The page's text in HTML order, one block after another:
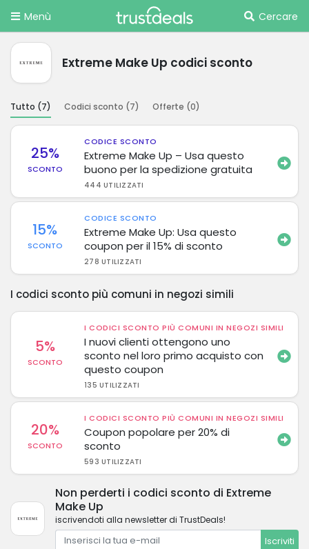
Menù Cercare
Extreme Make Up codici sconto
Tutto (7) Codici sconto (7) Offerte (0)
25%
SCONTO
CODICE SCONTO
Extreme Make Up – Usa questo
buono per la spedizione gratuita
444 UTILIZZATI
15%
SCONTO
CODICE SCONTO
Extreme Make Up: Usa questo
coupon per il 15% di sconto
278 UTILIZZATI
I codici sconto più comuni in negozi simili
5%
SCONTO
I CODICI SCONTO PIÙ COMUNI IN NEGOZI SIMILI
I nuovi clienti ottengono uno
sconto nel loro primo acquisto con
questo coupon
135 UTILIZZATI
20%
SCONTO
I CODICI SCONTO PIÙ COMUNI IN NEGOZI SIMILI
Coupon popolare per 20% di
sconto
593 UTILIZZATI
Non perderti i codici sconto di Extreme
Make Up
iscrivendoti alla newsletter di TrustDeals!
Iscriviti